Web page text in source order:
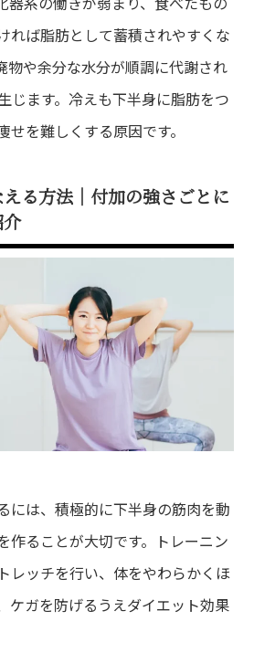
れば脂肪として蓄積されやすくな
物や余分な水分が順調に代謝され
じます。冷えも下半身に脂肪をつ
を難しくする原因です。
る方法｜付加の強さごとに
には、積極的に下半身の筋肉を動
作ることが大切です。トレーニン
レッチを行い、体をやわらかくほ
ケガを防げるうえダイエット効果